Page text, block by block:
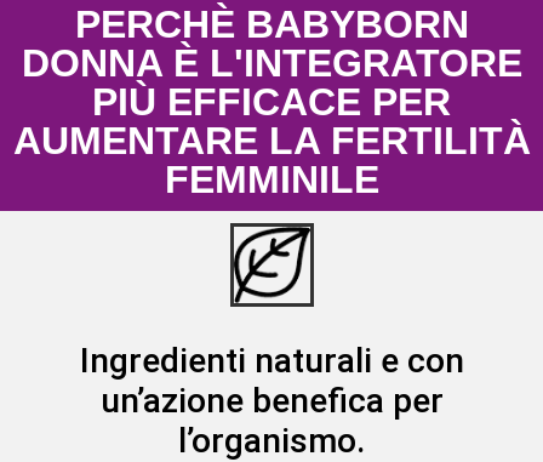
PERCHÈ BABYBORN
DONNA È L'INTEGRATORE
PIÙ EFFICACE PER
AUMENTARE LA FERTILITÀ
FEMMINILE
Ingredienti naturali e con
un’azione benefica per
l’organismo.